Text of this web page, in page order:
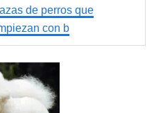
de perros que
con b